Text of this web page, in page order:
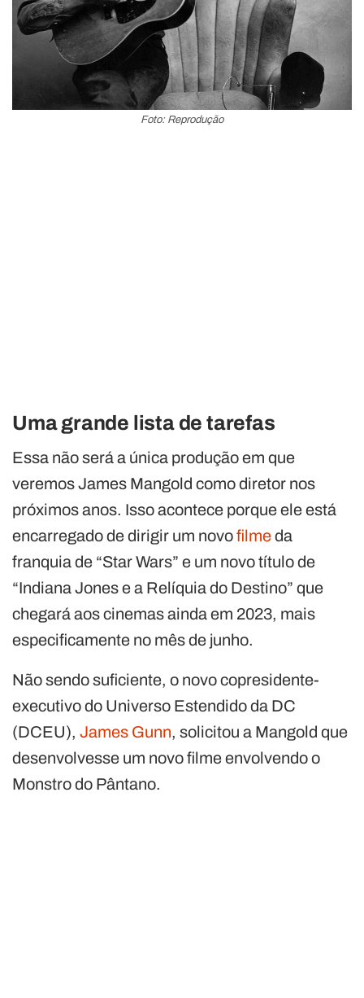
Foto: Reprodução
Uma grande lista de tarefas
Essa não será a única produção em que
veremos James Mangold como diretor nos
próximos anos. Isso acontece porque ele está
encarregado de dirigir um novofilmeda
franquia de “Star Wars” e um novo título de
“Indiana Jones e a Relíquia do Destino” que
chegará aos cinemas ainda em 2023, mais
especificamente no mês de junho.
Não sendo suficiente, o novo copresidente-
executivo do Universo Estendido da DC
(DCEU), James Gunn, solicitou a Mangold que
desenvolvesse um novo filme envolvendo o
Monstro do Pântano.